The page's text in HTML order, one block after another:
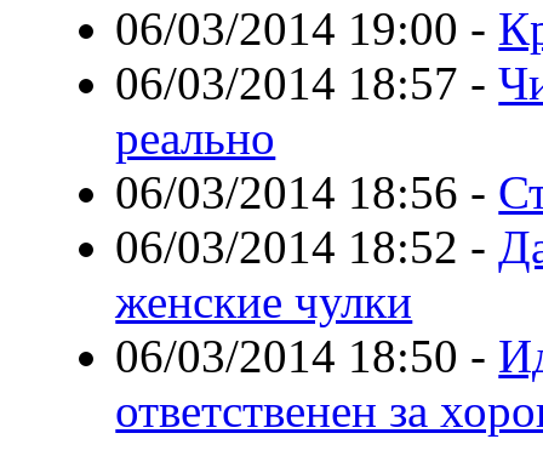
06/03/2014 19:00 -
06/03/2014 18:57 -
реально
06/03/2014 18:56 -
06/03/2014 18:52 -
женские чулки
06/03/2014 18:50 -
ответственен за